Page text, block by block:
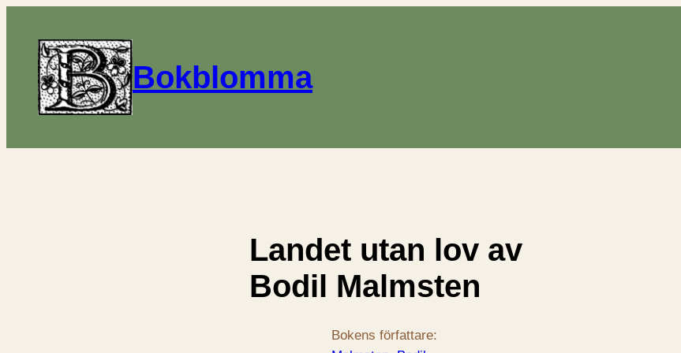
Bokblomma
Landet utan lov av
Bodil Malmsten
Bokens författare: